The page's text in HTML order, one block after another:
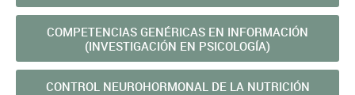
COMPETENCIAS GENÉRICAS EN INFORMACIÓN
(INVESTIGACIÓN EN PSICOLOGÍA)
CONTROL NEUROHORMONAL DE LA NUTRICIÓN